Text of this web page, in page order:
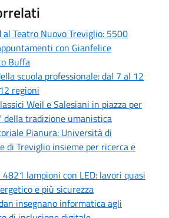
Teatro Nuovo Treviglio: 5500
con Gianfelice
Buffa
scuola professionale: dal 7 al 12
regioni
Weil e Salesiani in piazza per
tradizione umanistica
Pianura: Università di
di Treviglio insieme per ricerca e
lampioni con LED: lavori quasi
e più sicurezza
insegnano informatica agli